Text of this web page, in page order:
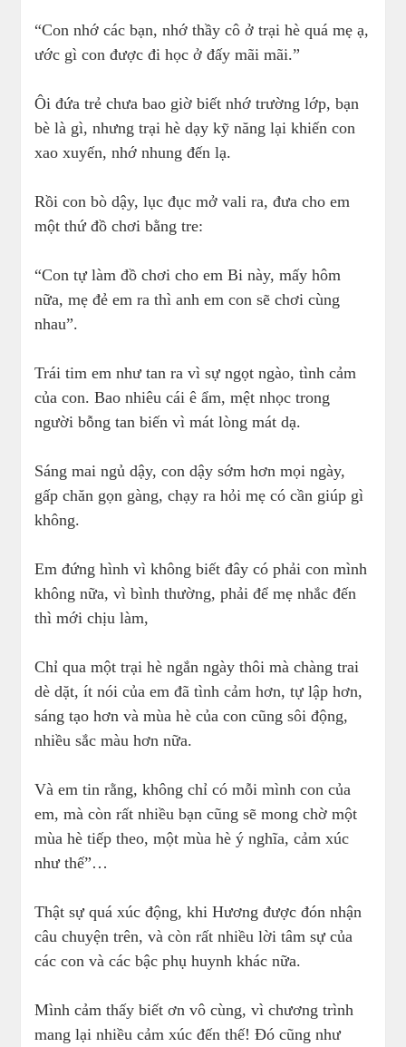
“Con nhớ các bạn, nhớ thầy cô ở trại hè quá mẹ ạ,
ước gì con được đi học ở đấy mãi mãi.”
Ôi đứa trẻ chưa bao giờ biết nhớ trường lớp, bạn
bè là gì, nhưng trại hè dạy kỹ năng lại khiến con
xao xuyến, nhớ nhung đến lạ.
Rồi con bò dậy, lục đục mở vali ra, đưa cho em
một thứ đồ chơi bằng tre:
“Con tự làm đồ chơi cho em Bi này, mấy hôm
nữa, mẹ đẻ em ra thì anh em con sẽ chơi cùng
nhau”.
Trái tim em như tan ra vì sự ngọt ngào, tình cảm
của con. Bao nhiêu cái ê ẩm, mệt nhọc trong
người bỗng tan biến vì mát lòng mát dạ.
Sáng mai ngủ dậy, con dậy sớm hơn mọi ngày,
gấp chăn gọn gàng, chạy ra hỏi mẹ có cần giúp gì
không.
Em đứng hình vì không biết đây có phải con mình
không nữa, vì bình thường, phải để mẹ nhắc đến
thì mới chịu làm,
Chỉ qua một trại hè ngắn ngày thôi mà chàng trai
dè dặt, ít nói của em đã tình cảm hơn, tự lập hơn,
sáng tạo hơn và mùa hè của con cũng sôi động,
nhiều sắc màu hơn nữa.
Và em tin rằng, không chỉ có mỗi mình con của
em, mà còn rất nhiều bạn cũng sẽ mong chờ một
mùa hè tiếp theo, một mùa hè ý nghĩa, cảm xúc
như thế”…
Thật sự quá xúc động, khi Hương được đón nhận
câu chuyện trên, và còn rất nhiều lời tâm sự của
các con và các bậc phụ huynh khác nữa.
Mình cảm thấy biết ơn vô cùng, vì chương trình
mang lại nhiều cảm xúc đến thế! Đó cũng như